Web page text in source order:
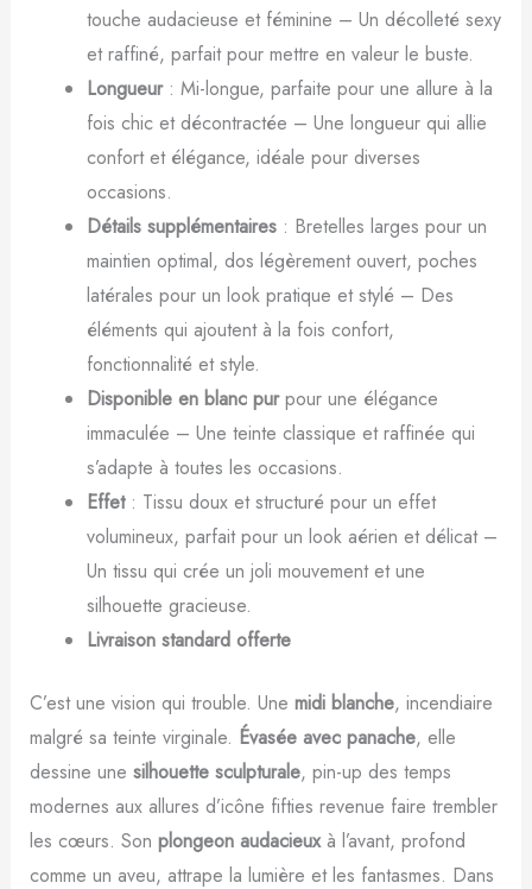
touche audacieuse et féminine – Un décolleté sexy
et raffiné, parfait pour mettre en valeur le buste.
Longueur: Mi-longue, parfaite pour une allure à la
fois chic et décontractée – Une longueur qui allie
confort et élégance, idéale pour diverses
occasions.
Détails supplémentaires: Bretelles larges pour un
maintien optimal, dos légèrement ouvert, poches
latérales pour un look pratique et stylé – Des
éléments qui ajoutent à la fois confort,
fonctionnalité et style.
Disponible en blanc purpour une élégance
immaculée – Une teinte classique et raffinée qui
s’adapte à toutes les occasions.
Effet: Tissu doux et structuré pour un effet
volumineux, parfait pour un look aérien et délicat –
Un tissu qui crée un joli mouvement et une
silhouette gracieuse.
Livraison standard offerte
C’est une vision qui trouble. Une midi blanche, incendiaire
malgré sa teinte virginale. Évasée avec panache, elle
dessine une silhouette sculpturale, pin-up des temps
modernes aux allures d’icône fifties revenue faire trembler
les cœurs. Son plongeon audacieuxà l’avant, profond
comme un aveu, attrape la lumière et les fantasmes. Dans